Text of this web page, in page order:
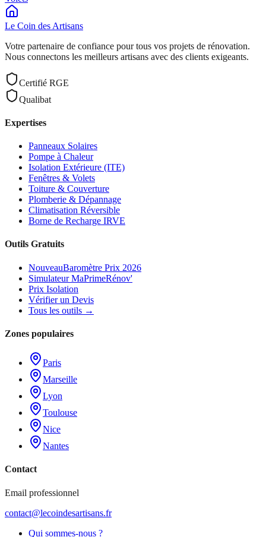
Le Coin des Artisans
Votre partenaire de confiance pour tous vos projets de rénovation.
Nous connectons les meilleurs artisans avec des clients exigeants.
Certifié RGE
Qualibat
Expertises
Panneaux Solaires
Pompe à Chaleur
Isolation Extérieure (ITE)
Fenêtres & Volets
Toiture & Couverture
Plomberie & Dépannage
Climatisation Réversible
Borne de Recharge IRVE
Outils Gratuits
NouveauBaromètre Prix 2026
Simulateur MaPrimeRénov'
Prix Isolation
Vérifier un Devis
Tous les outils →
Zones populaires
Paris
Marseille
Lyon
Toulouse
Nice
Nantes
Contact
Email professionnel
contact@lecoindesartisans.fr
Qui sommes-nous ?